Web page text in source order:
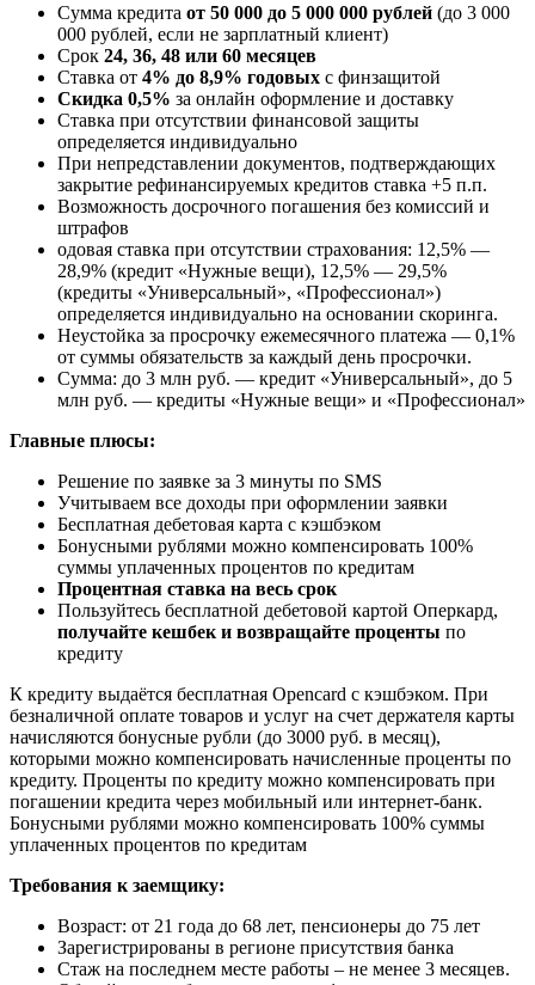
Сумма кредита от 50 000 до 5 000 000 рублей (до 3 000
000 рублей, если не зарплатный клиент)
Срок 24, 36, 48 или 60 месяцев
Ставка от 4% до 8,9% годовых с финзащитой
Скидка 0,5% за онлайн оформление и доставку
Ставка при отсутствии финансовой защиты
определяется индивидуально
При непредставлении документов, подтверждающих
закрытие рефинансируемых кредитов ставка +5 п.п.
Возможность досрочного погашения без комиссий и
штрафов
одовая ставка при отсутствии страхования: 12,5% —
28,9% (кредит «Нужные вещи), 12,5% — 29,5%
(кредиты «Универсальный», «Профессионал»)
определяется индивидуально на основании скоринга.
Неустойка за просрочку ежемесячного платежа — 0,1%
от суммы обязательств за каждый день просрочки.
Сумма: до 3 млн руб. — кредит «Универсальный», до 5
млн руб. — кредиты «Нужные вещи» и «Профессионал»
Главные плюсы:
Решение по заявке за 3 минуты по SMS
Учитываем все доходы при оформлении заявки
Бесплатная дебетовая карта с кэшбэком
Бонусными рублями можно компенсировать 100%
суммы уплаченных процентов по кредитам
Процентная ставка на весь срок
Пользуйтесь бесплатной дебетовой картой Оперкард,
получайте кешбек и возвращайте проценты по
кредиту
К кредиту выдаётся бесплатная Opencard с кэшбэком. При
безналичной оплате товаров и услуг на счет держателя карты
начисляются бонусные рубли (до 3000 руб. в месяц),
которыми можно компенсировать начисленные проценты по
кредиту. Проценты по кредиту можно компенсировать при
погашении кредита через мобильный или интернет-банк.
Бонусными рублями можно компенсировать 100% суммы
уплаченных процентов по кредитам
Требования к заемщику:
Возраст: от 21 года до 68 лет, пенсионеры до 75 лет
Зарегистрированы в регионе присутствия банка
Стаж на последнем месте работы – не менее 3 месяцев.